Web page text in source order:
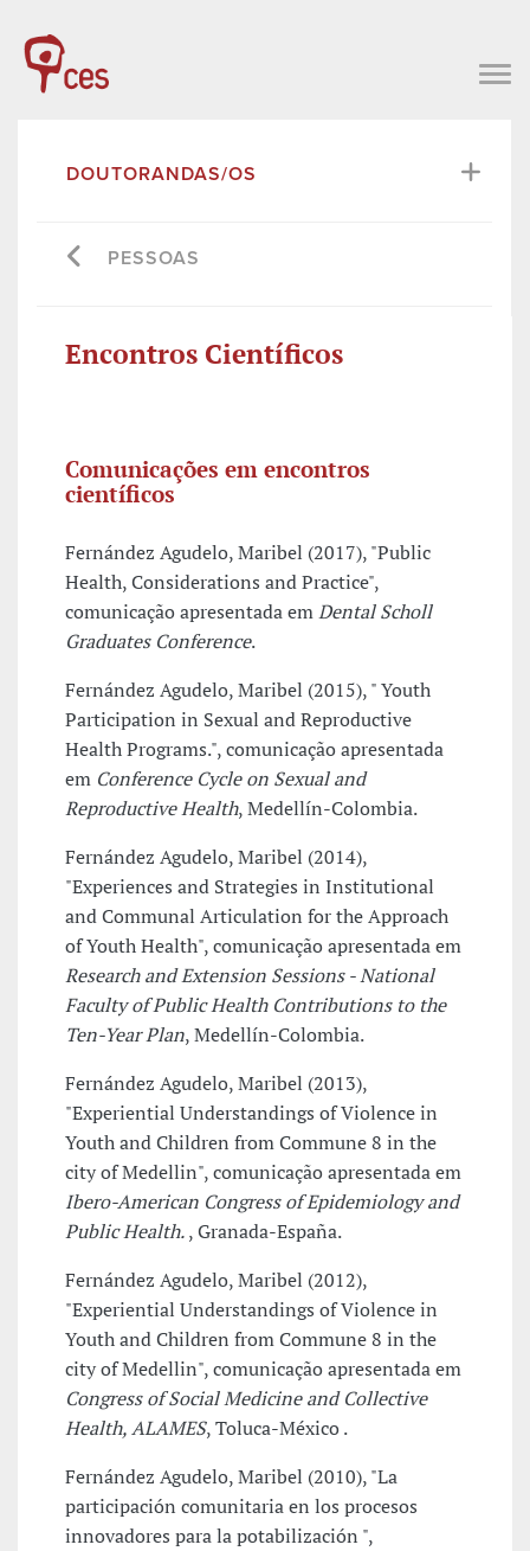
DOUTORANDAS/OS
PESSOAS
Encontros Científicos
Comunicações em encontros
científicos
Fernández Agudelo, Maribel (2017), "Public
Health, Considerations and Practice",
comunicação apresentada emDental Scholl
Graduates Conference.
Fernández Agudelo, Maribel (2015), " Youth
Participation in Sexual and Reproductive
Health Programs.", comunicação apresentada
em Conference Cycle on Sexual and
Reproductive Health, Medellín-Colombia.
Fernández Agudelo, Maribel (2014),
"Experiences and Strategies in Institutional
and Communal Articulation for the Approach
of Youth Health", comunicação apresentada em
Research and Extension Sessions - National
Faculty of Public Health Contributions to the
Ten-Year Plan, Medellín-Colombia.
Fernández Agudelo, Maribel (2013),
"Experiential Understandings of Violence in
Youth and Children from Commune 8 in the
city of Medellin", comunicação apresentada em
Ibero-American Congress of Epidemiology and
Public Health., Granada-España.
Fernández Agudelo, Maribel (2012),
"Experiential Understandings of Violence in
Youth and Children from Commune 8 in the
city of Medellin", comunicação apresentada em
Congress of Social Medicine and Collective
Health, ALAMES, Toluca-México .
Fernández Agudelo, Maribel (2010), "La
participación comunitaria en los procesos
innovadores para la potabilización ",